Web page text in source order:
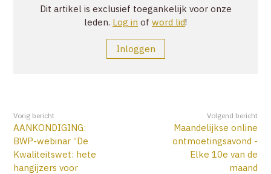
Dit artikel is exclusief toegankelijk voor onze
leden. Log in of word lid!
Inloggen
Vorig bericht
AANKONDIGING:
BWP-webinar “De
Kwaliteitswet: hete
hangijzers voor
Volgend bericht
Maandelijkse online
ontmoetingsavond -
Elke 10e van de
maand